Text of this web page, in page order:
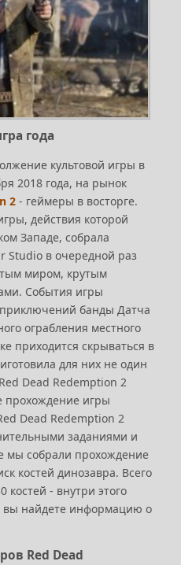
года
культовой игры в
2018 года, на рынок
2 - геймеры в восторге.
действия которой
Западе, собрала
Studio в очередной раз
миром, крутым
События игры
банды Датча
ограбления местного
приходится скрываться в
для них не один
Dead Redemption 2
прохождение игры
Dead Redemption 2
заданиями и
мы собрали прохождение
костей динозавра. Всего
костей - внутри этого
вы найдете информацию о
Red Dead